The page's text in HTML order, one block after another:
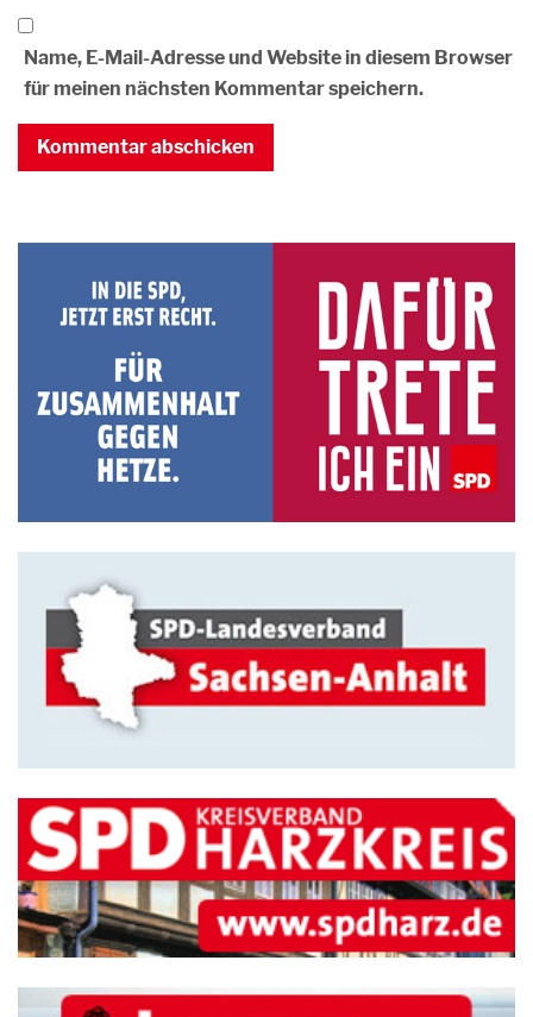
Name, E-Mail-Adresse und Website in diesem Browser
für meinen nächsten Kommentar speichern.